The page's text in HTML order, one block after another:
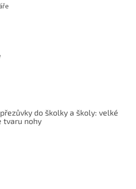
do školky a školy: velké
tvaru nohy